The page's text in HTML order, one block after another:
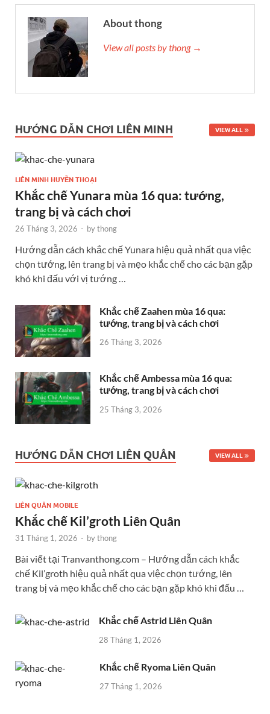
About thong
View all posts by thong →
HƯỚNG DẪN CHƠI LIÊN MINH VIEW ALL
LIÊN MINH HUYỀN THOẠI
Khắc chế Yunara mùa 16 qua: tướng,
trang bị và cách chơi
26 Tháng 3, 2026 - bythong
Hướng dẫn cách khắc chế Yunara hiệu quả nhất qua việc
chọn tướng, lên trang bị và mẹo khắc chế cho các bạn gặp
khó khi đấu với vị tướng …
Khắc chế Zaahen mùa 16 qua:
tướng, trang bị và cách chơi
26 Tháng 3, 2026
Khắc chế Ambessa mùa 16 qua:
tướng, trang bị và cách chơi
25 Tháng 3, 2026
HƯỚNG DẪN CHƠI LIÊN QUÂN VIEW ALL
LIÊN QUÂN MOBILE
Khắc chế Kil’groth Liên Quân
31 Tháng 1, 2026 - bythong
Bài viết tại Tranvanthong.com – Hướng dẫn cách khắc
chế Kil’groth hiệu quả nhất qua việc chọn tướng, lên
trang bị và mẹo khắc chế cho các bạn gặp khó khi đấu …
Khắc chế Astrid Liên Quân
28 Tháng 1, 2026
Khắc chế Ryoma Liên Quân
27 Tháng 1, 2026